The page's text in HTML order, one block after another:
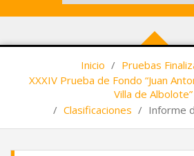
Inicio / Pruebas
XXXIV Prueba de Fondo “Juan
Villa de Albolote”
/ Clasificaciones / Informe